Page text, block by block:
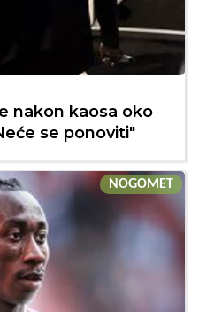
nakon kaosa oko
se ponoviti"
NOGOMET